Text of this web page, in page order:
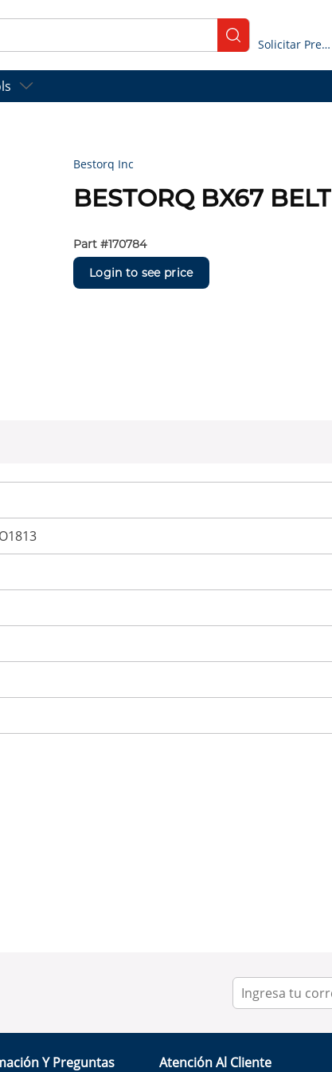
submit search
Solicitar Presupuesto
Bestorq Inc
BESTORQ BX67 BELT
Part #170784
Login to see price
Y Preguntas Atención Al Cliente